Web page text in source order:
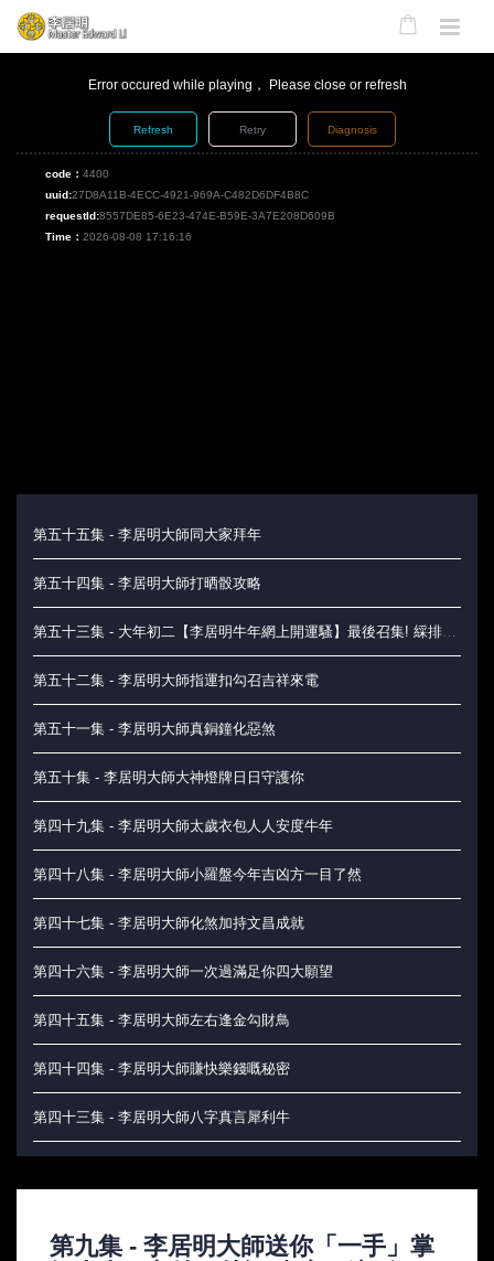
Error occured while playing， Please close or refresh
Refresh Retry Diagnosis
code： 4400
uuid:27D8A11B-4ECC-4921-969A-C482D6DF4B8C
requestId:8557DE85-6E23-474E-B59E-3A7E208D609B
Time： 2026-08-08 17:16:16
第五十五集 - 李居明大師同大家拜年
第五十四集 - 李居明大師打晒骰攻略
第五十三集 - 大年初二【李居明牛年網上開運騷】最後召集! 綵排花絮優先睇
第五十二集 - 李居明大師指運扣勾召吉祥來電
第五十一集 - 李居明大師真銅鐘化惡煞
第五十集 - 李居明大師大神燈牌日日守護你
第四十九集 - 李居明大師太歲衣包人人安度牛年
第四十八集 - 李居明大師小羅盤今年吉凶方一目了然
第四十七集 - 李居明大師化煞加持文昌成就
第四十六集 - 李居明大師一次過滿足你四大願望
第四十五集 - 李居明大師左右逢金勾財鳥
第四十四集 - 李居明大師賺快樂錢嘅秘密
第四十三集 - 李居明大師八字真言犀利牛
第九集 - 李居明大師送你「一手」掌